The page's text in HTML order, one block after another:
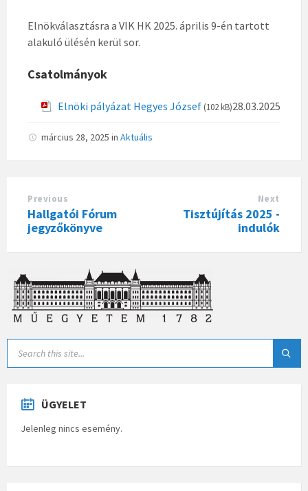
Elnökválasztásra a VIK HK 2025. április 9-én tartott
alakuló ülésén kerül sor.
Csatolmányok
Elnöki pályázat Hegyes József (102 kB)28.03.2025
március 28, 2025 in Aktuális
Previous
Hallgatói Fórum
jegyzőkönyve
Next
Tisztújítás 2025 -
indulók
ÜGYELET
Jelenleg nincs esemény.